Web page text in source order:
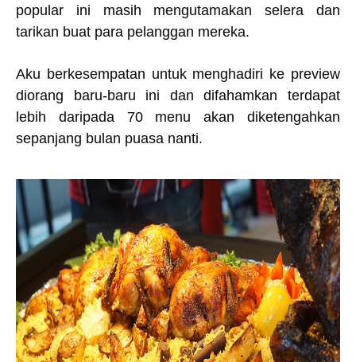
popular ini masih mengutamakan selera dan
tarikan buat para pelanggan mereka.
Aku berkesempatan untuk menghadiri ke preview
diorang baru-baru ini dan difahamkan terdapat
lebih daripada 70 menu akan diketengahkan
sepanjang bulan puasa nanti.